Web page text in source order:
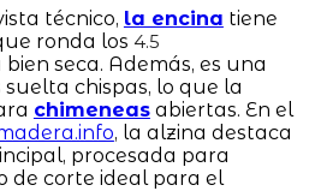
técnico, la encina tiene
ronda los 4.5
seca. Además, es una
chispas, lo que la
chimeneasabiertas. En el
, la alzina destaca
procesada para
de corte ideal para el